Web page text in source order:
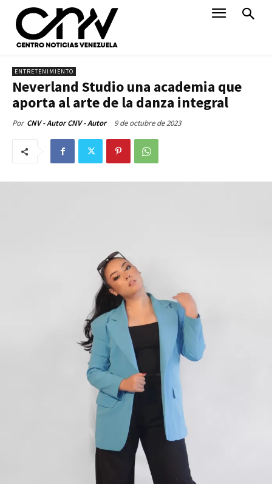
ENTRETENIMIENTO
Neverland Studio una academia que
aporta al arte de la danza integral
Por CNV - Autor CNV - Autor 9 de octubre de 2023